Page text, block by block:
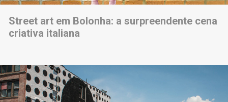
Street art em Bolonha: a surpreendente cena
criativa italiana